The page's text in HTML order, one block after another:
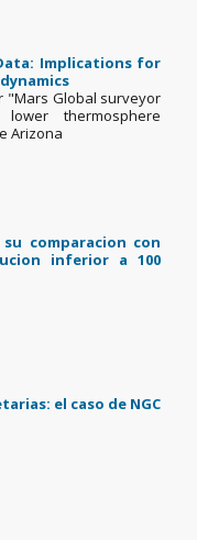
Implications for
"Mars Global surveyor
thermosphere
Arizona
comparacion con
inferior a 100
el caso de NGC